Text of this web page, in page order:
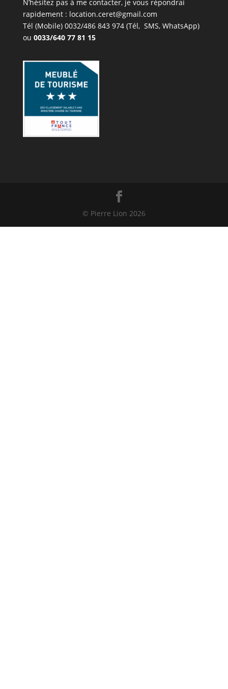
N’hésitez pas à me contacter, je vous répondrai
rapidement : location.ceret@gmail.com
Tél (Mobile) 0032/486 843 974(Tél, SMS, WhatsApp)
ou 0033/640 77 81 15
© Pierre Lion 2026